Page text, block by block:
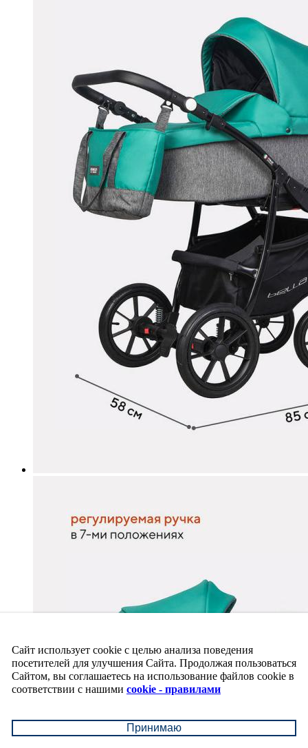
Сайт использует cookie с целью анализа поведения
посетителей для улучшения Сайта. Продолжая пользоваться
Сайтом, вы соглашаетесь на использование файлов cookie в
соответствии с нашими cookie - правилами
Принимаю